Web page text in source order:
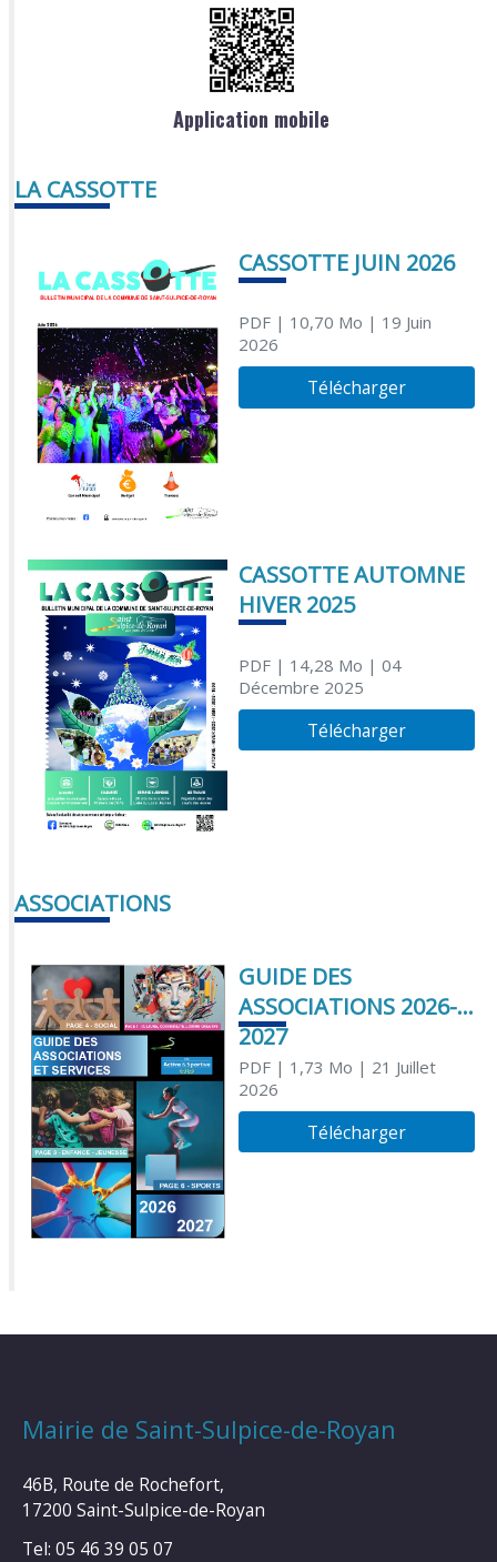
Application mobile
LA CASSOTTE
CASSOTTE JUIN 2026
PDF| 10,70 Mo | 19 Juin
2026
Télécharger
CASSOTTE AUTOMNE
HIVER 2025
PDF| 14,28 Mo | 04
Décembre 2025
Télécharger
ASSOCIATIONS
GUIDE DES
ASSOCIATIONS 2026-
2027
PDF| 1,73 Mo | 21 Juillet
2026
Télécharger
Mairie de Saint-Sulpice-de-Royan
46B, Route de Rochefort,
17200 Saint-Sulpice-de-Royan
Tel: 05 46 39 05 07